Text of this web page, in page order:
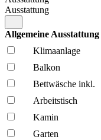
Ausstattung
Allgemeine Ausstattung
Klima­anlage
Balkon
Bettwäsche inkl.
Arbeitstisch
Kamin
Garten